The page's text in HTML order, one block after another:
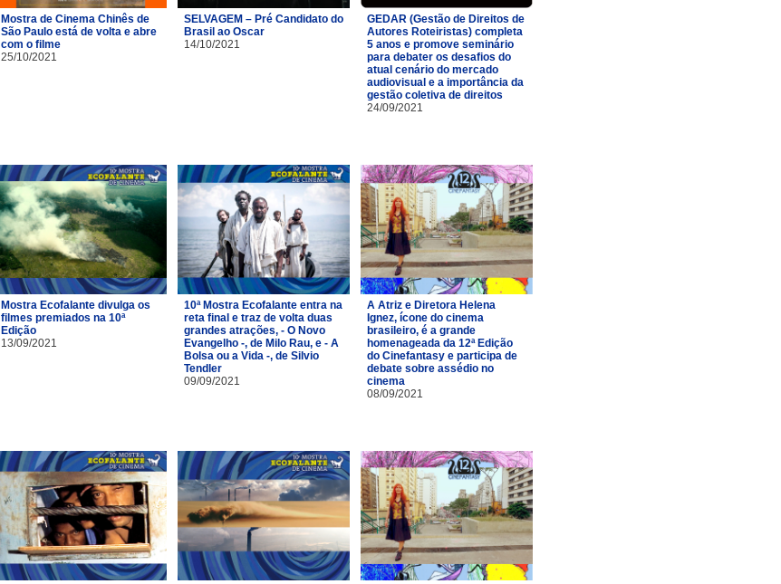
Mostra de Cinema Chinês de
São Paulo está de volta e abre
com o filme
25/10/2021
SELVAGEM – Pré Candidato do
Brasil ao Oscar
14/10/2021
GEDAR (Gestão de Direitos de
Autores Roteiristas) completa
5 anos e promove seminário
para debater os desafios do
atual cenário do mercado
audiovisual e a importância da
gestão coletiva de direitos
24/09/2021
Mostra Ecofalante divulga os
filmes premiados na 10ª
Edição
13/09/2021
10ª Mostra Ecofalante entra na
reta final e traz de volta duas
grandes atrações, - O Novo
Evangelho -, de Milo Rau, e - A
Bolsa ou a Vida -, de Silvio
Tendler
09/09/2021
A Atriz e Diretora Helena
Ignez, ícone do cinema
brasileiro, é a grande
homenageada da 12ª Edição
do Cinefantasy e participa de
debate sobre assédio no
cinema
08/09/2021